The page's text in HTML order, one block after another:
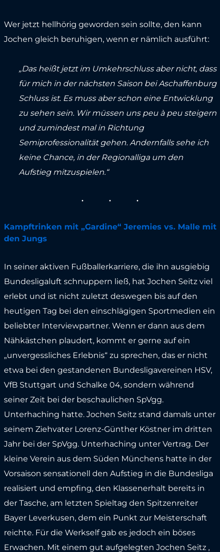
Wer jetzt hellhörig geworden sein sollte, den kann
Jochen gleich beruhigen, wenn er nämlich ausführt:
„Das heißt jetzt im Umkehrschluss aber nicht, dass
für mich in der nächsten Saison bei Aschaffenburg
Schluss ist. Es muss aber schon eine Entwicklung
zu sehen sein. Wir müssen uns peu à peu steigern
und zumindest mal in Richtung
Semiprofessionalität gehen. Andernfalls sehe ich
keine Chance, in der Regionalliga um den
Aufstieg mitzuspielen.“
Kampftrinken mit „Gardine“ Jeremies vs. Malle mit
den Jungs
In seiner aktiven Fußballerkarriere, die ihn ausgiebig
Bundesligaluft schnuppern ließ, hat Jochen Seitz viel
erlebt und ist nicht zuletzt deswegen bis auf den
heutigen Tag bei den einschlägigen Sportmedien ein
beliebter Interviewpartner. Wenn er dann aus dem
Nähkästchen plaudert, kommt er gerne auf ein
„unvergessliches Erlebnis“ zu sprechen, das er nicht
etwa bei den gestandenen Bundesligavereinen HSV,
VfB Stuttgart und Schalke 04, sondern während
seiner Zeit bei der beschaulichen SpVgg.
Unterhaching hatte. Jochen Seitz stand damals unter
seinem Ziehvater Lorenz-Günther Köstner im dritten
Jahr bei der SpVgg. Unterhaching unter Vertrag. Der
kleine Verein aus dem Süden Münchens hatte in der
Vorsaison sensationell den Aufstieg in die Bundesliga
realisiert und empfing, den Klassenerhalt bereits in
der Tasche, am letzten Spieltag den Spitzenreiter
Bayer Leverkusen, dem ein Punkt zur Meisterschaft
reichte. Für die Werkself gab es jedoch ein böses
Erwachen. Mit einem gut aufgelegten Jochen Seitz ,